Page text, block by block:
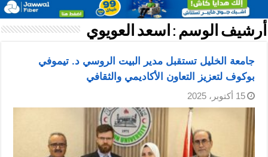
أرشيف الوسم : اسعد العويوي
جامعة الخليل تستقبل مدير البيت الروسي د. تيموفي
بوكوف لتعزيز التعاون الأكاديمي والثقافي
15 أكتوبر، 2025